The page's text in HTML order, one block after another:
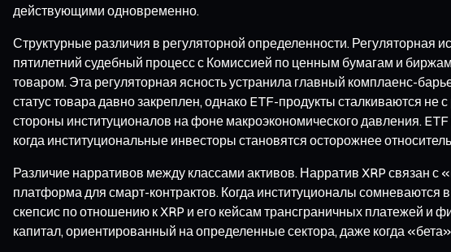
действующими одновременно.
Структурные различия в регуляторной определенности. Регуляторная
пятилетний судебный процесс с Комиссией по ценным бумагам и
товаром. Эта регуляторная ясность устранила главный комплаенс-
статус товара давно закреплен, однако ETF-продукты сталкиваются
стороны институционалов на фоне макроэкономического давления.
когда институциональные инвесторы становятся осторожнее
Различие нарративов между классами активов. Нарратив XRP связан
платформа для смарт-контрактов. Когда институционалы сомневаются
скепсис по отношению к XRP и его кейсам трансграничных платежей и
капитал, ориентированный на определенные сектора, даже когда